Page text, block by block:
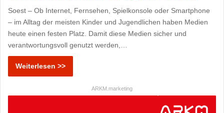
Soest – Ob Internet, Fernsehen, Spielkonsole oder Smartphone
– im Alltag der meisten Kinder und Jugendlichen haben Medien
heute einen festen Platz. Damit diese Medien sicher und
verantwortungsvoll genutzt werden,…
Weiterlesen >>
ARKM.marketing